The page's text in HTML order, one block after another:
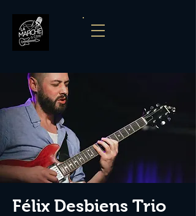
Félix Desbiens Trio